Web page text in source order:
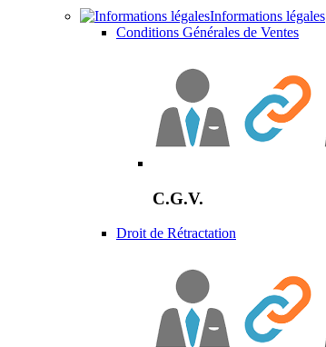
Informations légales
Conditions Générales de Ventes
C.G.V.
Droit de Rétractation